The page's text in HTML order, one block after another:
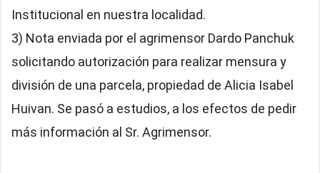
Institucional en nuestra localidad.
3) Nota enviada por el agrimensor Dardo Panchuk
solicitando autorización para realizar mensura y
división de una parcela, propiedad de Alicia Isabel
Huivan. Se pasó a estudios, a los efectos de pedir
más información al Sr. Agrimensor.